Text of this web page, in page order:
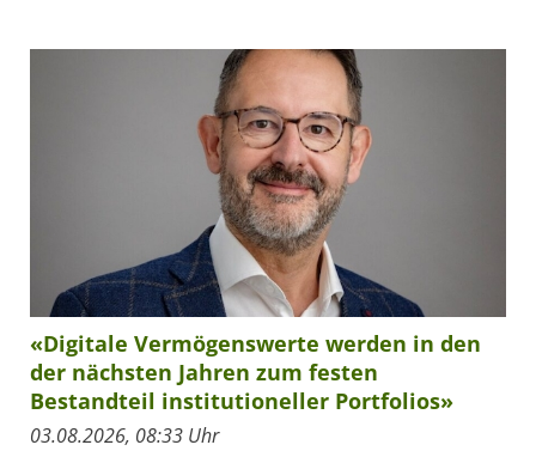
«Digitale Vermögenswerte werden in den
der nächsten Jahren zum festen
Bestandteil institutioneller Portfolios»
03.08.2026, 08:33 Uhr